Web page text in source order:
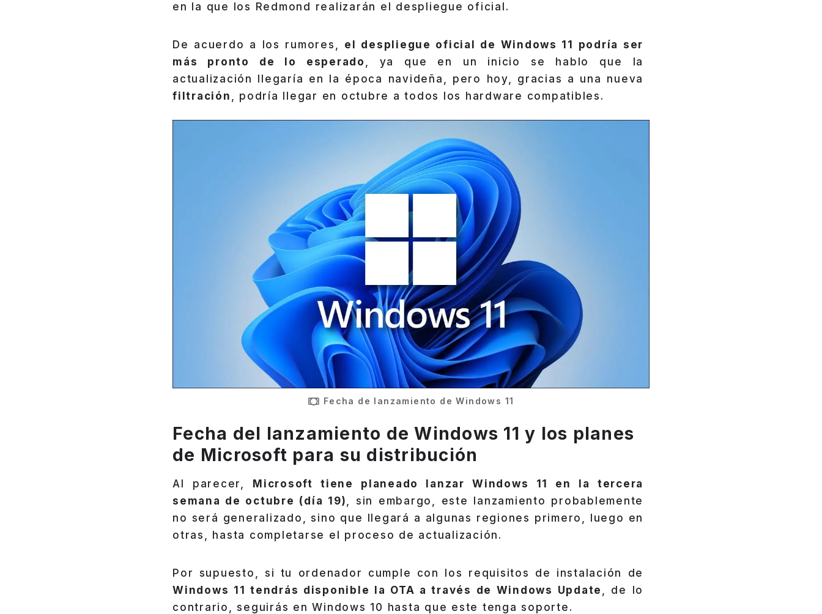
en la que los Redmond realizarán el despliegue oficial.
De acuerdo a los rumores, el despliegue oficial de Windows 11 podría ser
más pronto de lo esperado
, ya que en un inicio se hablo que la
actualización llegaría en la época navideña, pero hoy, gracias a una nueva
filtración
, podría llegar en octubre a todos los hardware compatibles.
Fecha de lanzamiento de Windows 11
Fecha del lanzamiento de Windows 11 y los planes
de Microsoft para su distribución
Al parecer,
Microsoft tiene planeado lanzar Windows 11 en la tercera
semana de octubre (día 19), sin embargo, este lanzamiento probablemente
no será generalizado, sino que llegará a algunas regiones primero, luego en
otras, hasta completarse el proceso de actualización.
Por supuesto, si tu ordenador cumple con los requisitos de instalación de
Windows 11 tendrás disponible la OTA a través de Windows Update
, de lo
contrario, seguirás en Windows 10 hasta que este tenga soporte.